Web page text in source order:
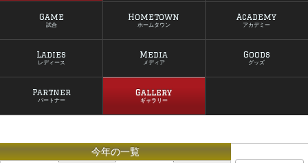
Game
試合
Hometown
ホームタウン
Academy
アカデミー
Ladies
レディース
Media
メディア
Goods
グッズ
Partner
パートナー
Gallery
ギャラリー
今年の一覧